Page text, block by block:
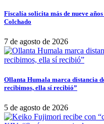
Fiscalía solicita más de nueve
Colchado
7 de agosto de 2026
Ollanta Humala marca distancia
recibimos, ella sí recibió”
5 de agosto de 2026